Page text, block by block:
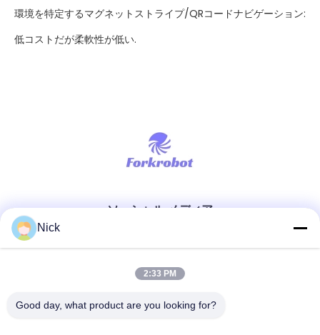
環境を特定するマグネットストライプ/QRコードナビゲーション:
低コストだが柔軟性が低い.
ソーシャル メディア
迅速な連絡
テレ
Nick
2:33 PM
Good day, what product are you looking for?